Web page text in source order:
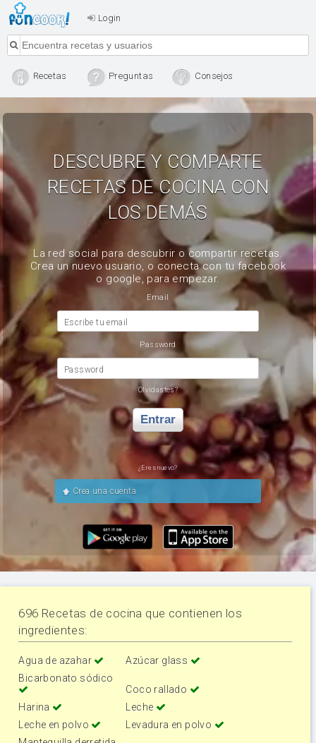
Login
Recetas Preguntas Consejos
DESCUBRE Y COMPARTE
RECETAS DE COCINA CON
LOS DEMÁS
La red social para descubrir o compartir recetas.
Crea un nuevo usuario, o conecta con tu facebook
o google, para empezar.
Email
Escribe tu email
Password
Password
Olvidastes?
Entrar
¿Eres nuevo?
Crea una cuenta
696 Recetas de cocina que contienen los
ingredientes:
Agua de azahar
Azúcar glass
Bicarbonato sódico
Coco rallado
Harina
Leche
Leche en polvo
Levadura en polvo